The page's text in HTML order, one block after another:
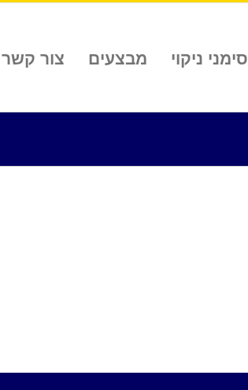
סימני ניקוי מבצעים צור קשר